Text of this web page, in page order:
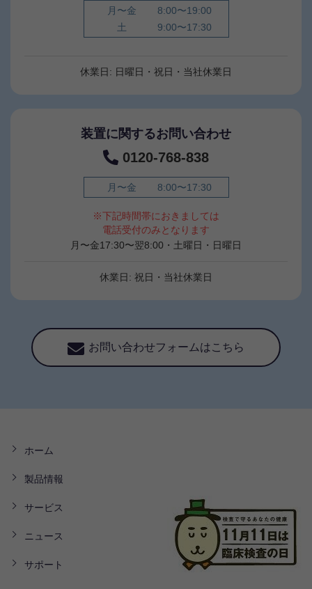
月〜金
8:00〜19:00
土
9:00〜17:30
休業日: 日曜日・祝日・当社休業日
装置に関するお問い合わせ
0120-768-838
月〜金 8:00〜17:30
※下記時間帯におきましては
電話受付のみとなります
月〜金17:30〜翌8:00・土曜日・日曜日
休業日: 祝日・当社休業日
お問い合わせフォームはこちら
ホーム
製品情報
サービス
ニュース
サポート